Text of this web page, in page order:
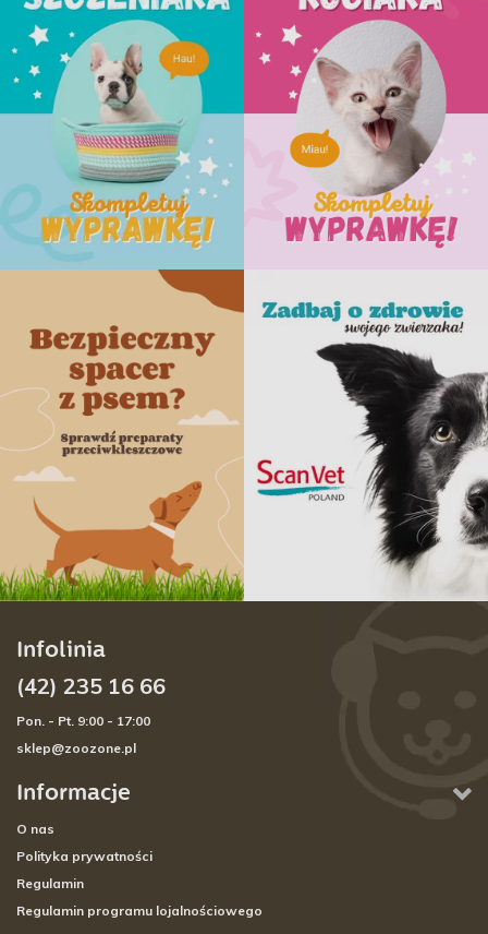
Informacje
O nas
Polityka prywatności
Regulamin
Regulamin programu lojalnościowego
Infolinia
(42) 235 16 66
Pon. - Pt. 9:00 - 17:00
sklep@zoozone.pl